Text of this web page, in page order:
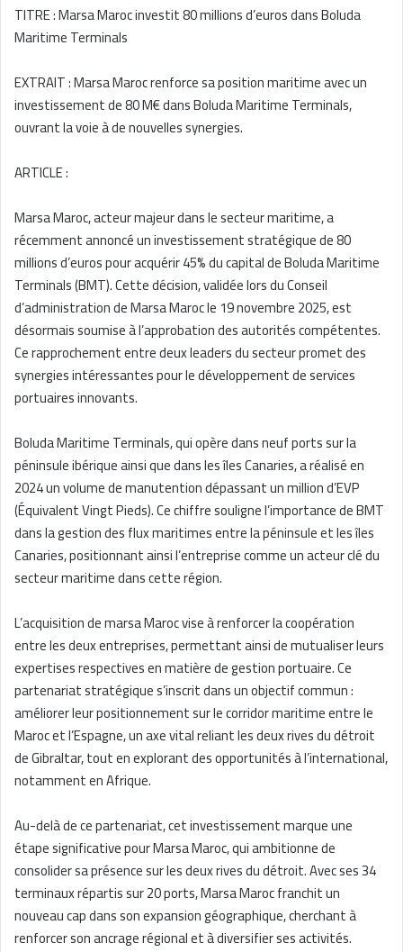
TITRE : Marsa Maroc investit 80 millions d’euros dans Boluda
Maritime Terminals
EXTRAIT : Marsa Maroc renforce sa position maritime avec un
investissement de 80 M€ dans Boluda Maritime Terminals,
ouvrant la voie à de nouvelles synergies.
ARTICLE :
Marsa Maroc, acteur majeur dans le secteur maritime, a
récemment annoncé un investissement stratégique de 80
millions d’euros pour acquérir 45% du capital de Boluda Maritime
Terminals (BMT). Cette décision, validée lors du Conseil
d’administration de Marsa Maroc le 19 novembre 2025, est
désormais soumise à l’approbation des autorités compétentes.
Ce rapprochement entre deux leaders du secteur promet des
synergies intéressantes pour le développement de services
portuaires innovants.
Boluda Maritime Terminals, qui opère dans neuf ports sur la
péninsule ibérique ainsi que dans les îles Canaries, a réalisé en
2024 un volume de manutention dépassant un million d’EVP
(Équivalent Vingt Pieds). Ce chiffre souligne l’importance de BMT
dans la gestion des flux maritimes entre la péninsule et les îles
Canaries, positionnant ainsi l’entreprise comme un acteur clé du
secteur maritime dans cette région.
L’acquisition de marsa Maroc vise à renforcer la coopération
entre les deux entreprises, permettant ainsi de mutualiser leurs
expertises respectives en matière de gestion portuaire. Ce
partenariat stratégique s’inscrit dans un objectif commun :
améliorer leur positionnement sur le corridor maritime entre le
Maroc et l’Espagne, un axe vital reliant les deux rives du détroit
de Gibraltar, tout en explorant des opportunités à l’international,
notamment en Afrique.
Au-delà de ce partenariat, cet investissement marque une
étape significative pour Marsa Maroc, qui ambitionne de
consolider sa présence sur les deux rives du détroit. Avec ses 34
terminaux répartis sur 20 ports, Marsa Maroc franchit un
nouveau cap dans son expansion géographique, cherchant à
renforcer son ancrage régional et à diversifier ses activités.